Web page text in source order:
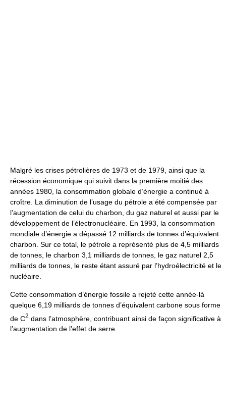
Malgré les crises pétrolières de 1973 et de 1979, ainsi que la
récession économique qui suivit dans la première moitié des
années 1980, la consommation globale d’énergie a continué à
croître. La diminution de l’usage du pétrole a été compensée par
l’augmentation de celui du charbon, du gaz naturel et aussi par le
développement de l’électronucléaire. En 1993, la consommation
mondiale d’énergie a dépassé 12 milliards de tonnes d’équivalent
charbon. Sur ce total, le pétrole a représenté plus de 4,5 milliards
de tonnes, le charbon 3,1 milliards de tonnes, le gaz naturel 2,5
milliards de tonnes, le reste étant assuré par l’hydroélectricité et le
nucléaire.
Cette consommation d’énergie fossile a rejeté cette année-là
quelque 6,19 milliards de tonnes d’équivalent carbone sous forme
de C2 dans l’atmosphère, contribuant ainsi de façon significative à
l’augmentation de l’effet de serre.